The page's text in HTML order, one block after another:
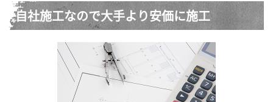
自社施工なので大手より安価に施工